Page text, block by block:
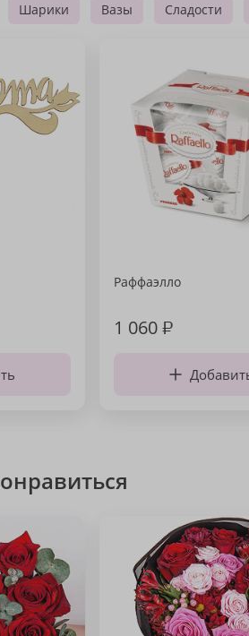
Шарики Вазы Сладости
Раффаэлло
1 060₽